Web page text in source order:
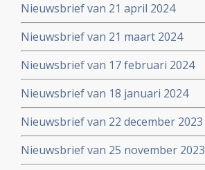
Nieuwsbrief van 21 april 2024
Nieuwsbrief van 21 maart 2024
Nieuwsbrief van 17 februari 2024
Nieuwsbrief van 18 januari 2024
Nieuwsbrief van 22 december 2023
Nieuwsbrief van 25 november 2023